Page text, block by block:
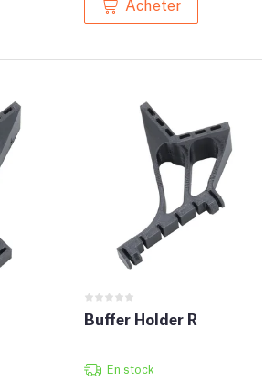
Buffer Holder R
En stock